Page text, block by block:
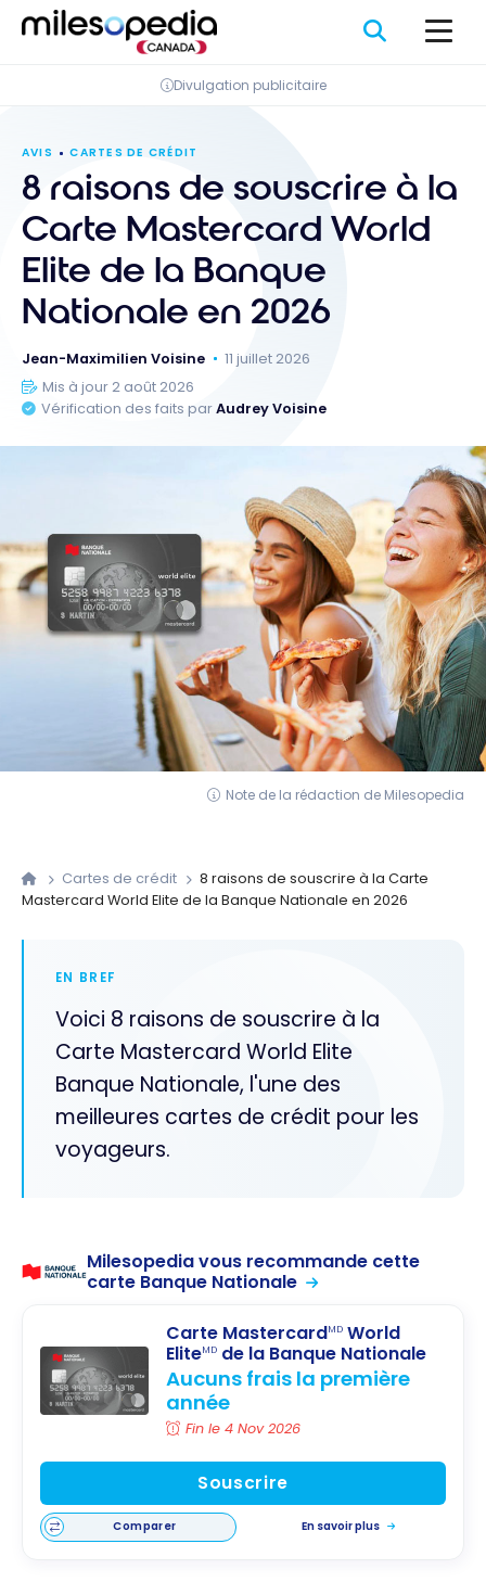
Panneau de gestion des cookies
Passer
Divulgation publicitaire
AVIS CARTES DE CRÉDIT
8 raisons de souscrire à la
Carte Mastercard World
Elite de la Banque
Nationale en 2026
Jean-Maximilien Voisine
11 juillet 2026
Mis à jour 2 août 2026
Vérification des faits parAudrey Voisine
Note de la rédaction de Milesopedia
Cartes de crédit
8 raisons de souscrire à la Carte
Mastercard World Elite de la Banque Nationale en 2026
EN BREF
Voici 8 raisons de souscrire à la
Carte Mastercard World Elite
Banque Nationale, l'une des
meilleures cartes de crédit pour les
voyageurs.
Milesopedia vous recommande cette
carte Banque Nationale
Carte MastercardMD World
EliteMD de la Banque Nationale
Aucuns frais la première
année
Fin le 4 Nov 2026
Souscrire
Comparer En savoir plus